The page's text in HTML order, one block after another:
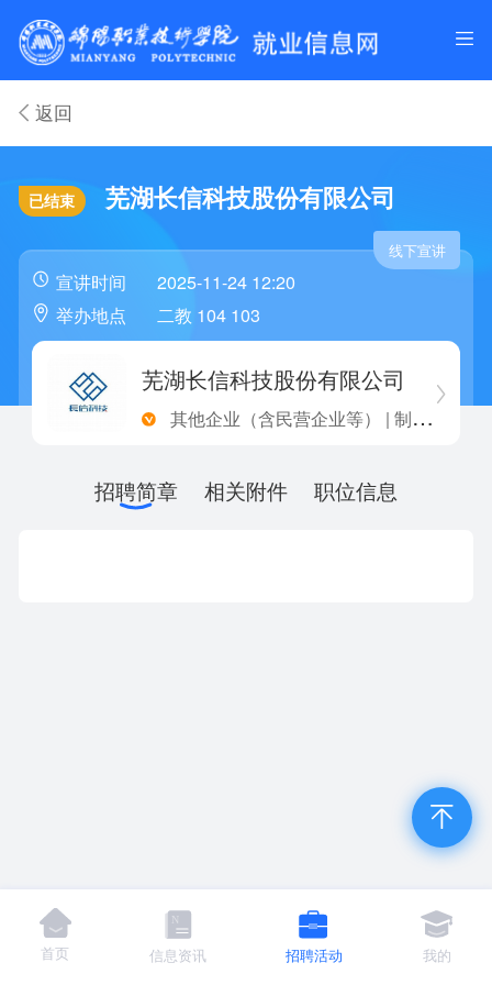
返回
已结束 芜湖长信科技股份有限公司
宣讲时间
2025-11-24 12:20
举办地点
二教 104 103
线下宣讲
芜湖长信科技股份有限公司
其他企业（含民营企业等） | 制造业
招聘简章 相关附件 职位信息
首页 信息资讯 招聘活动 我的